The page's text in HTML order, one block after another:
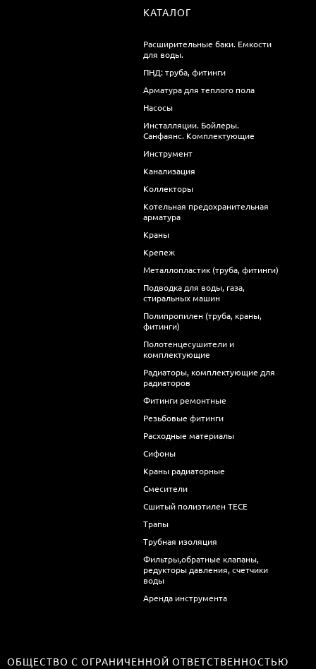
КАТАЛОГ
Расширительные баки. Емкости
для воды.
ПНД: труба, фитинги
Арматура для теплого пола
Насосы
Инсталляции. Бойлеры.
Санфаянс. Комплектующие
Инструмент
Канализация
Коллекторы
Котельная предохранительная
арматура
Краны
Крепеж
Металлопластик (труба, фитинги)
Подводка для воды, газа,
стиральных машин
Полипропилен (труба, краны,
фитинги)
Полотенцесушители и
комплектующие
Радиаторы, комплектующие для
радиаторов
Фитинги ремонтные
Резьбовые фитинги
Расходные материалы
Сифоны
Краны радиаторные
Смесители
Сшитый полиэтилен ТECE
Трапы
Трубная изоляция
Фильтры,обратные клапаны,
редукторы давления, счетчики
воды
Аренда инструмента
ОБЩЕСТВО С ОГРАНИЧЕННОЙ ОТВЕТСТВЕННОСТЬЮ